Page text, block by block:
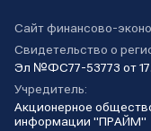
Сайт финансово-
Свидетельство о
Эл №ФС77-53773 от
Учредитель:
Акционерное
информации "ПРАЙМ"